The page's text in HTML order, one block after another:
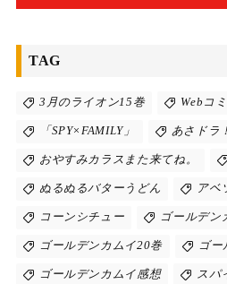
TAG
3月のライオン15巻 Webコ
「SPY×FAMILY」 あさドラ
おやすみカラスまた来てね。
ぬるぬるバターうどん アベ
コーンシチュー ゴールデン
ゴールデンカムイ20巻 ゴー
ゴールデンカムイ感想 スパ